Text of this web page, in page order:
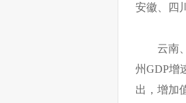
安徽、四
云南
州GDP增
出，增加